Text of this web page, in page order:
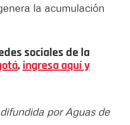
la acumulación
sociales de la
,ingresa aquí y
por Aguas de